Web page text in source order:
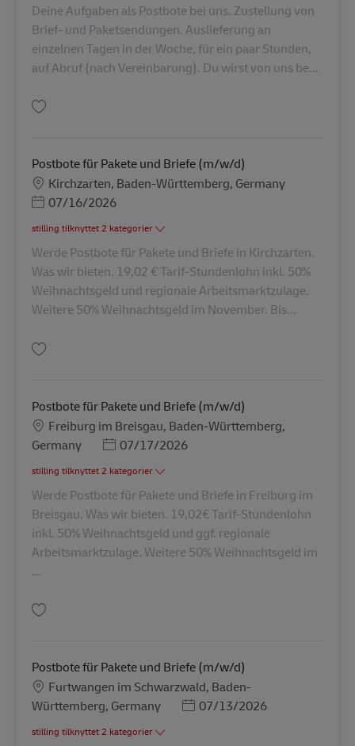
Deine Aufgaben als Postbote bei uns. Zustellung von
Brief- und Paketsendungen. Auslieferung an
einzelnen Tagen in der Woche, für ein paar Stunden,
auf Abruf (nach Vereinbarung). Du wirst von uns be...
Postbote für Pakete und Briefe (m/w/d)
Lokation
Kirchzarten, Baden-Württemberg, Germany
Posted Date
07/16/2026
stilling tilknyttet 2 kategorier
Werde Postbote für Pakete und Briefe in Kirchzarten.
Was wir bieten. 19,02 € Tarif-Stundenlohn inkl. 50%
Weihnachtsgeld und regionale Arbeitsmarktzulage.
Weitere 50% Weihnachtsgeld im November. Bis...
Postbote für Pakete und Briefe (m/w/d)
Lokation
Freiburg im Breisgau, Baden-Württemberg,
Germany
Posted Date
07/17/2026
stilling tilknyttet 2 kategorier
Werde Postbote für Pakete und Briefe in Freiburg im
Breisgau. Was wir bieten. 19,02€ Tarif-Stundenlohn
inkl. 50% Weihnachtsgeld und ggf. regionale
Arbeitsmarktzulage. Weitere 50% Weihnachtsgeld im
...
Postbote für Pakete und Briefe (m/w/d)
Lokation
Furtwangen im Schwarzwald, Baden-
Württemberg, Germany
Posted Date
07/13/2026
stilling tilknyttet 2 kategorier